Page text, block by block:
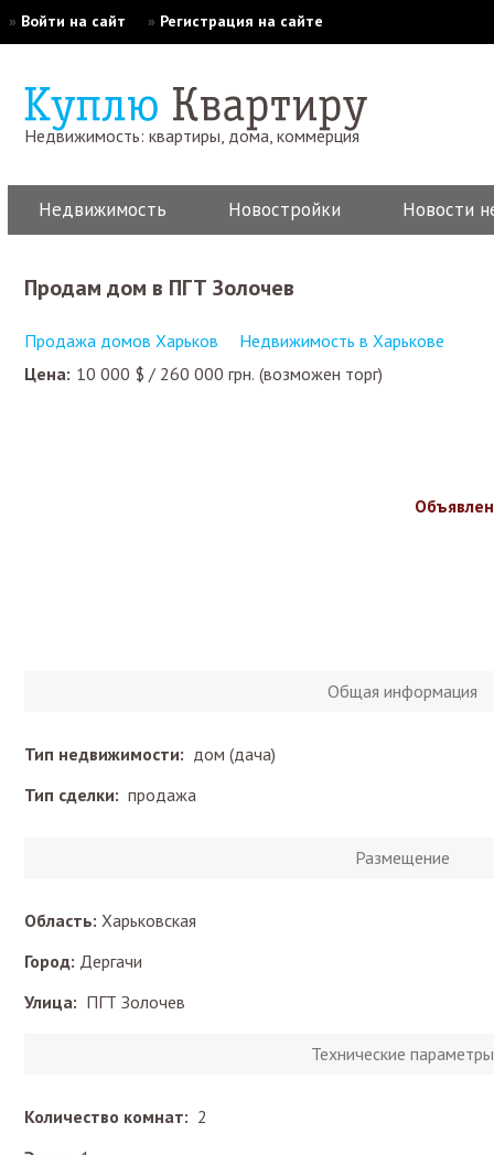
» Войти на сайт » Регистрация на сайте
Недвижимость: квартиры, дома, коммерция
Недвижимость Новостройки Новости
Продам дом в ПГТ Золочев
Продажа домов Харьков
Недвижимость в Харькове
Цена: 10 000 $ / 260 000 грн. (возможен торг)
Общая информация
Тип недвижимости: дом (дача)
Тип сделки: продажа
Размещение
Область: Харьковская
Город: Дергачи
Улица: ПГТ Золочев
Технические параметры
Количество комнат: 2